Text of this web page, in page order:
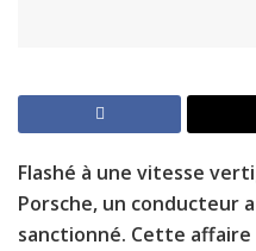
Flashé à une vitesse
Porsche, un conducteur
sanctionné. Cette